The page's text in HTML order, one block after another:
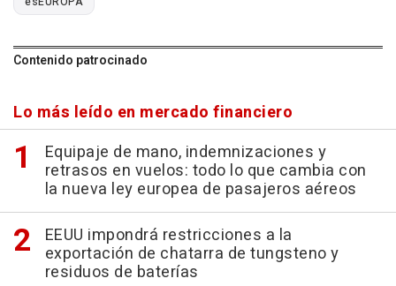
Contenido patrocinado
Lo más leído en mercado financiero
Equipaje de mano, indemnizaciones y
retrasos en vuelos: todo lo que cambia con
la nueva ley europea de pasajeros aéreos
EEUU impondrá restricciones a la
exportación de chatarra de tungsteno y
residuos de baterías